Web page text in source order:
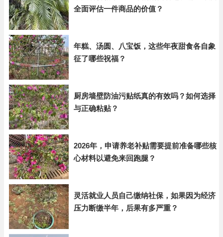
全面评估一件商品的价值？
年糕、汤圆、八宝饭，这些年夜甜食各自象
征了哪些祝福？
厨房墙壁防油污贴纸真的有效吗？如何选择
与正确粘贴？
2026年，申请养老补贴需要提前准备哪些核
心材料以避免来回跑腿？
灵活就业人员自己缴纳社保，如果因为经济
压力断缴半年，后果有多严重？